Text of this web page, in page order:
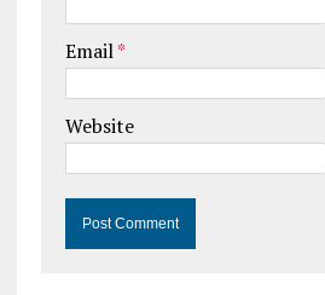
Email*
Website